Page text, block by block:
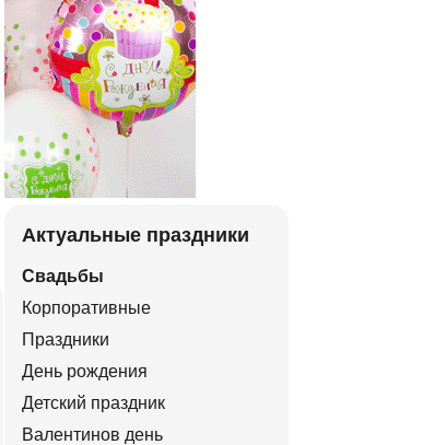
Актуальные праздники
Свадьбы
Корпоративные
Праздники
День рождения
Детский праздник
Валентинов день